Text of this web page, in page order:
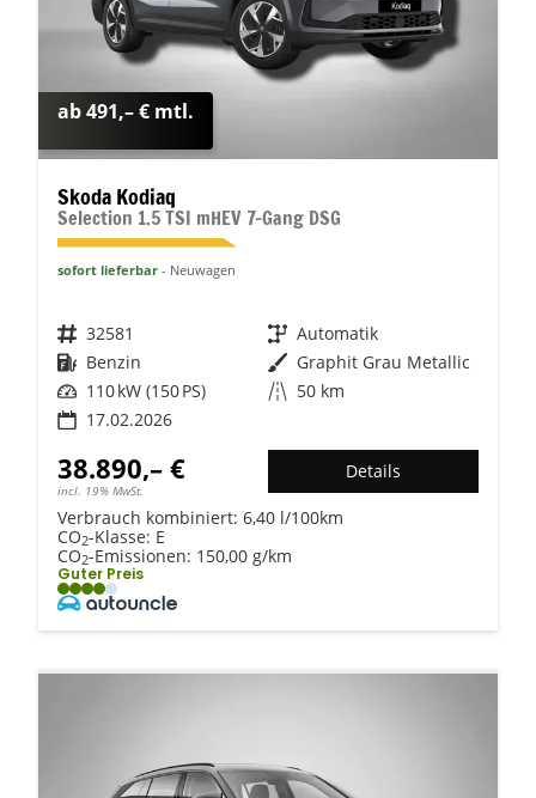
ab 491,– € mtl.
Skoda Kodiaq
Selection 1.5 TSI mHEV 7-Gang DSG
sofort lieferbar Neuwagen
Fahrzeugnr. 32581 Getriebe Automatik
Kraftstoff Benzin Außenfarbe Graphit Grau Metallic
Leistung 110 kW (150 PS) Kilometerstand 50 km
17.02.2026
38.890,– €
incl. 19% MwSt.
Details
Verbrauch kombiniert: 6,40 l/100km
CO2-Klasse: E
CO2-Emissionen: 150,00 g/km
Guter Preis